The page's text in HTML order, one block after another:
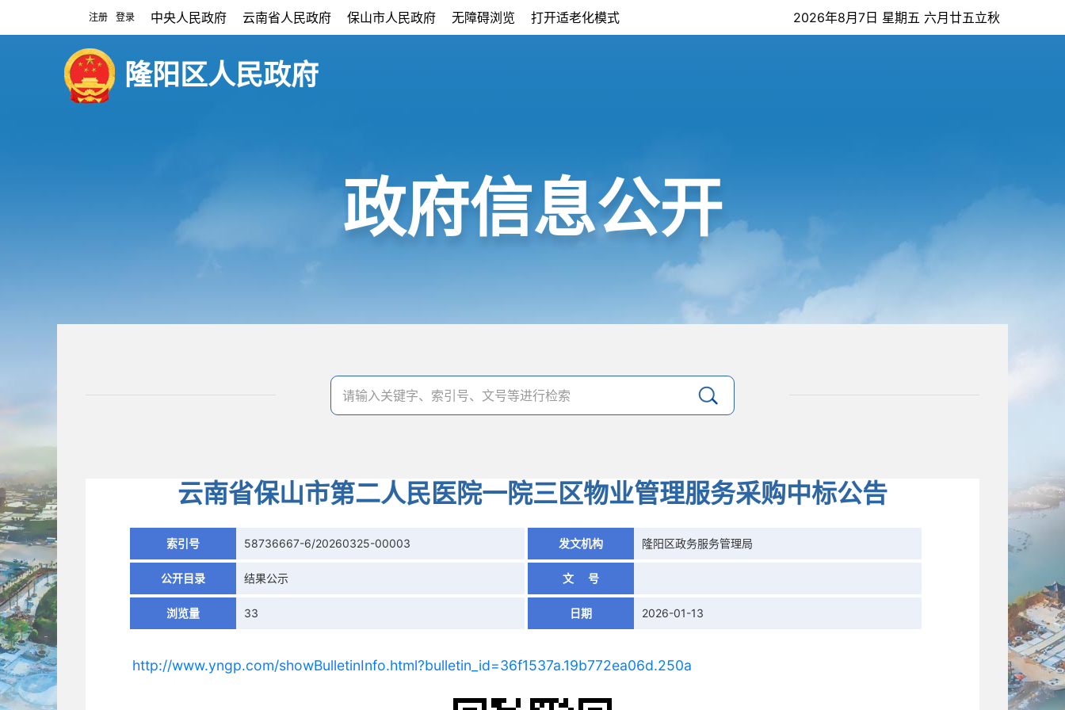
注册 登录 中央人民政府 云南省人民政府 保山市人民政府 无障碍浏览 打开适老化模式 2026年8月7日 星期五 六月廿五立秋
隆阳区人民政府
政府信息公开
云南省保山市第二人民医院一院三区物业管理服务采购中标公告
索引号 58736667-6/20260325-00003 发文机构 隆阳区政务服务管理局
公开目录 结果公示 文 号
浏览量 33 日期 2026-01-13
http://www.yngp.com/showBulletinInfo.html?bulletin_id=36f1537a.19b772ea06d.250a